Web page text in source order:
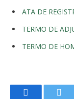
ATA DE
TERMO DE
TERMO DE